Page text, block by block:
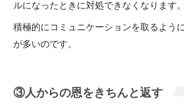
ルになったときに対処できなくなります。
積極的にコミュニケーションを取るよう
が多いのです。
③人からの恩をきちんと返す